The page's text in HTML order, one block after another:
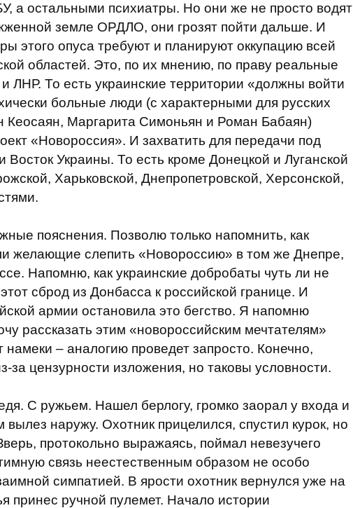
а остальными психиатры. Но они же не просто водят
земле ОРДЛО, они грозят пойти дальше. И
этого опуса требуют и планируют оккупацию всей
областей. Это, по их мнению, по праву реальные
ЛНР. То есть украинские территории «должны войти
больные люди (с характерными для русских
Маргарита Симоньян и Роман Бабаян)
«Новороссия». И захватить для передачи под
Восток Украины. То есть кроме Донецкой и Луганской
Харьковской, Днепропетровской, Херсонской,
пояснения. Позволю только напомнить, как
желающие слепить «Новороссию» в том же Днепре,
Напомню, как украинские добробаты чуть ли не
сброд из Донбасса к российской границе. И
армии остановила это бегство. Я напомню
рассказать этим «новороссийским мечтателям»
намеки – аналогию проведет запросто. Конечно,
за цензурности изложения, но таковы условности.
С ружьем. Нашел берлогу, громко заорал у входа и
наружу. Охотник прицелился, спустил курок, но
протокольно выражаясь, поймал невезучего
связь неестественным образом не особо
симпатией. В ярости охотник вернулся уже на
принес ручной пулемет. Начало истории